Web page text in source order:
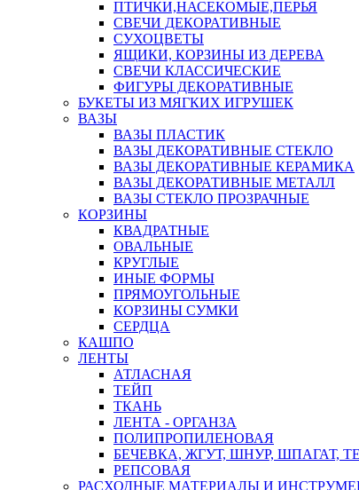
ПТИЧКИ,НАСЕКОМЫЕ,ПЕРЬЯ
СВЕЧИ ДЕКОРАТИВНЫЕ
СУХОЦВЕТЫ
ЯЩИКИ, КОРЗИНЫ ИЗ ДЕРЕВА
СВЕЧИ КЛАССИЧЕСКИЕ
ФИГУРЫ ДЕКОРАТИВНЫЕ
БУКЕТЫ ИЗ МЯГКИХ ИГРУШЕК
ВАЗЫ
ВАЗЫ ПЛАСТИК
ВАЗЫ ДЕКОРАТИВНЫЕ СТЕКЛО
ВАЗЫ ДЕКОРАТИВНЫЕ КЕРАМИКА
ВАЗЫ ДЕКОРАТИВНЫЕ МЕТАЛЛ
ВАЗЫ СТЕКЛО ПРОЗРАЧНЫЕ
КОРЗИНЫ
КВАДРАТНЫЕ
ОВАЛЬНЫЕ
КРУГЛЫЕ
ИНЫЕ ФОРМЫ
ПРЯМОУГОЛЬНЫЕ
КОРЗИНЫ СУМКИ
СЕРДЦА
КАШПО
ЛЕНТЫ
АТЛАСНАЯ
ТЕЙП
ТКАНЬ
ЛЕНТА - ОРГАНЗА
ПОЛИПРОПИЛЕНОВАЯ
БЕЧЕВКА, ЖГУТ, ШНУР, ШПАГАТ,
РЕПСОВАЯ
РАСХОДНЫЕ МАТЕРИАЛЫ И